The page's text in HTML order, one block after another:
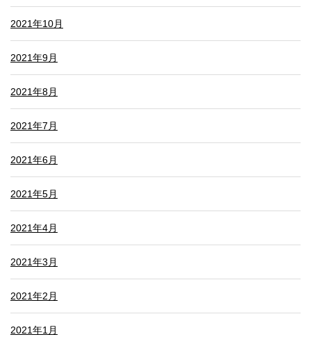
2021年10月
2021年9月
2021年8月
2021年7月
2021年6月
2021年5月
2021年4月
2021年3月
2021年2月
2021年1月